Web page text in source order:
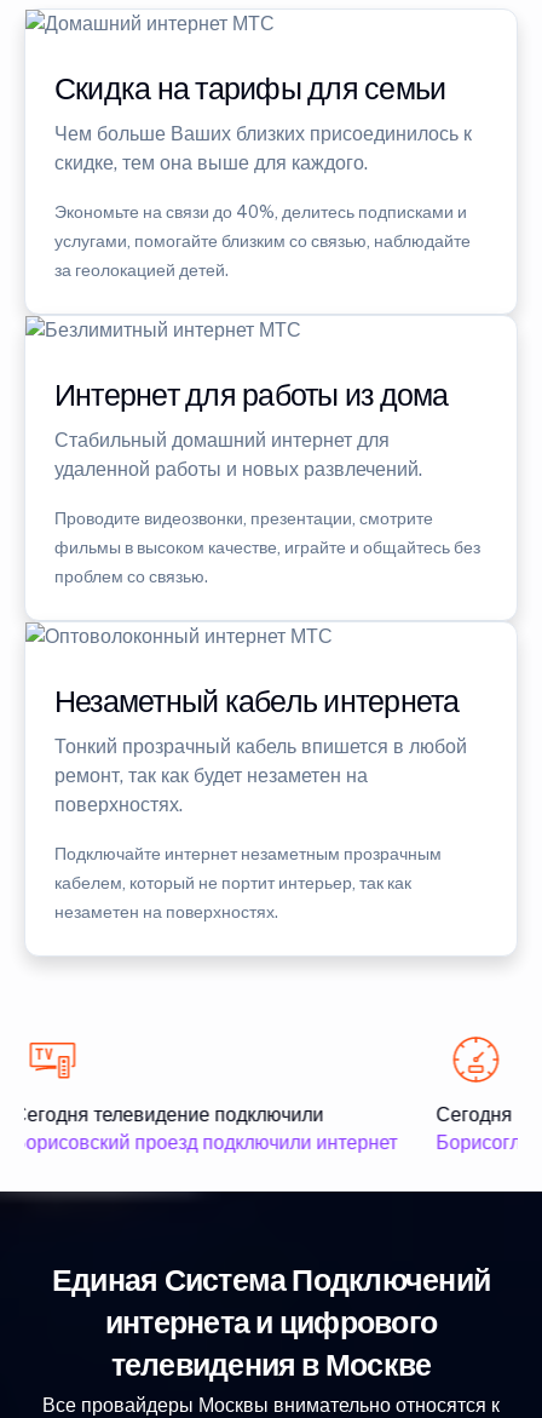
Скидка на тарифы для семьи
Чем больше Ваших близких присоединилось к
скидке, тем она выше для каждого.
Экономьте на связи до 40%, делитесь подписками и
услугами, помогайте близким со связью, наблюдайте
за геолокацией детей.
Интернет для работы из дома
Стабильный домашний интернет для
удаленной работы и новых развлечений.
Проводите видеозвонки, презентации, смотрите
фильмы в высоком качестве, играйте и общайтесь без
проблем со связью.
Незаметный кабель интернета
Тонкий прозрачный кабель впишется в любой
ремонт, так как будет незаметен на
поверхностях.
Подключайте интернет незаметным прозрачным
кабелем, который не портит интерьер, так как
незаметен на поверхностях.
Сегодня телевидение подключили
Борисовский проезд подключили интернет
Сегодня
Единая Система Подключений
интернета и цифрового
телевидения в Москве
Все провайдеры Москвы внимательно относятся к